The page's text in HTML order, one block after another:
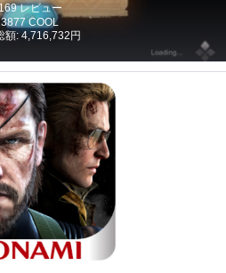
レビュー
COOL
額: 4,716,732円